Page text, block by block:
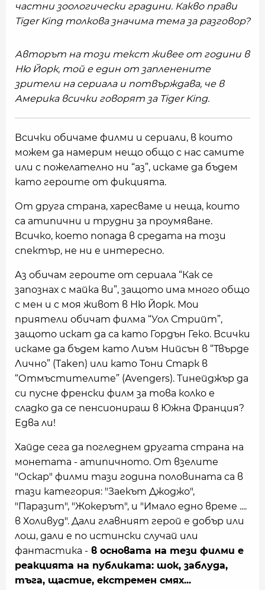
частни зоологически градини. Какво прави
Tiger King толкова значима тема за разговор?
Авторът на този текст живее от години в
Ню Йорк, той е един от запленените
зрители на сериала и потвърждава, че в
Америка всички говорят за Tiger King.
Всички обичаме филми и сериали, в които
можем да намерим нещо общо с нас самите
или с пожелателно ни “аз”, искаме да бъдем
като героите от фикцията.
От друга страна, харесваме и неща, които
са атипични и трудни за проумяване.
Всичко, което попада в средата на този
спектър, не ни е интересно.
Аз обичам героите от сериала “Как се
запознах с майка ви”, защото има много общо
с мен и с моя живот в Ню Йорк. Мои
приятели обичат филма “Уол Стрийт”,
защото искат да са като Гордън Геко. Всички
искаме да бъдем като Лиъм Нийсън в “Твърде
Лично” (Taken) или като Тони Старк в
“Отмъстителите” (Avengers). Тинейджър да
си пусне френски филм за това колко е
сладко да се пенсионираш в Южна Франция?
Едва ли!
Хайде сега да погледнем другата страна на
монетата - атипичното. От взелите
"Оскар" филми тази година половината са в
тази категория: "Заекът Джоджо",
"Паразит", "Жокерът", и "Имало едно време ....
в Холивуд". Дали главният герой е добър или
лош, дали е по истински случай или
фантастика - в основата на тези филми е
реакцията на публиката: шок, заблуда,
тъга, щастие, екстремен смях...